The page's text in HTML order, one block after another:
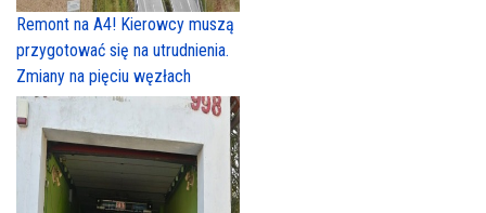
Remont na A4! Kierowcy muszą
przygotować się na utrudnienia.
Zmiany na pięciu węzłach